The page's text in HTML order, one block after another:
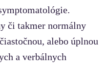
či takmer normálny
alebo úplnou
a verbálnych